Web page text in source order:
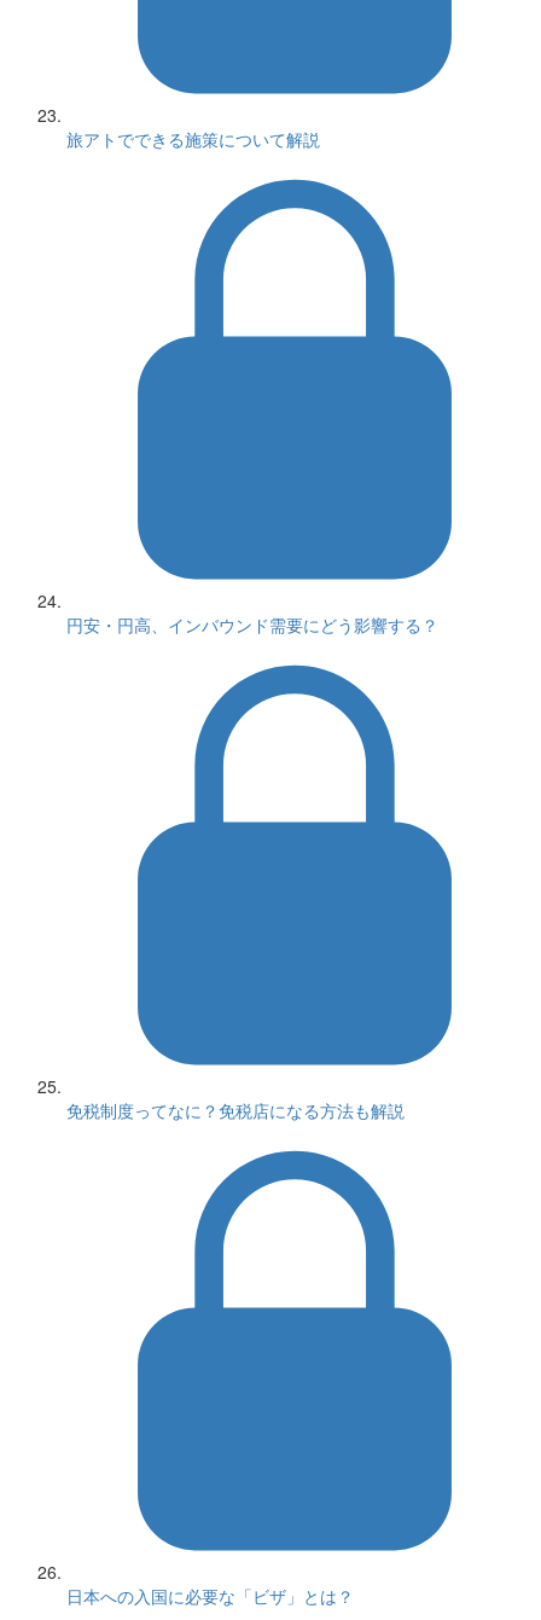
旅アトでできる施策について解説
円安・円高、インバウンド需要にどう影響する？
免税制度ってなに？免税店になる方法も解説
日本への入国に必要な「ビザ」とは？